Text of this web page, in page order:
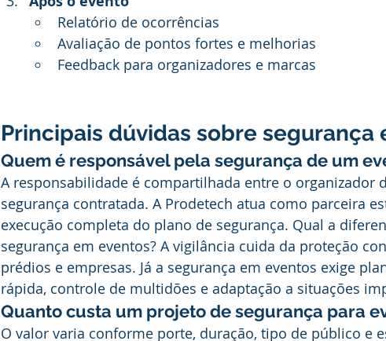
Relatório de ocorrências
Avaliação de pontos fortes e melhorias
Feedback para organizadores e marcas
Principais dúvidas sobre segurança
Quem é responsável pela segurança de um
A responsabilidade é compartilhada entre o organizador
segurança contratada. A Prodetech atua como parceira
execução completa do plano de segurança. Qual a
segurança em eventos? A vigilância cuida da proteção
prédios e empresas. Já a segurança em eventos exige
rápida, controle de multidões e adaptação a situações
Quanto custa um projeto de segurança para
O valor varia conforme porte, duração, tipo de público e